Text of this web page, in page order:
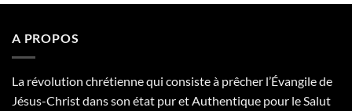
A PROPOS
La révolution chrétienne qui consiste à prêcher l’Évangile de
Jésus-Christ dans son état pur et Authentique pour le Salut